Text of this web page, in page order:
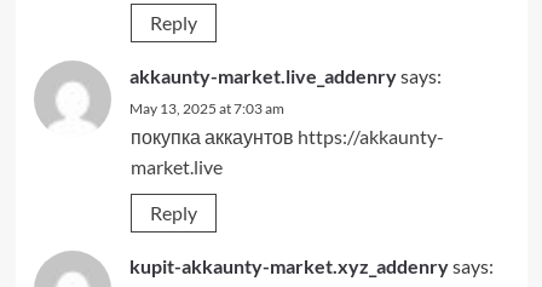
Reply
akkaunty-market.live_addenrysays:
May 13, 2025 at 7:03 am
покупка аккаунтов https://akkaunty-
market.live
Reply
kupit-akkaunty-market.xyz_addenrysays: